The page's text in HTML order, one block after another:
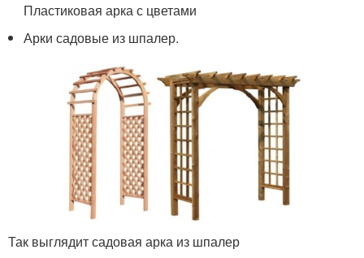
Пластиковая арка с цветами
Арки садовые из шпалер.
Так выглядит садовая арка из шпалер